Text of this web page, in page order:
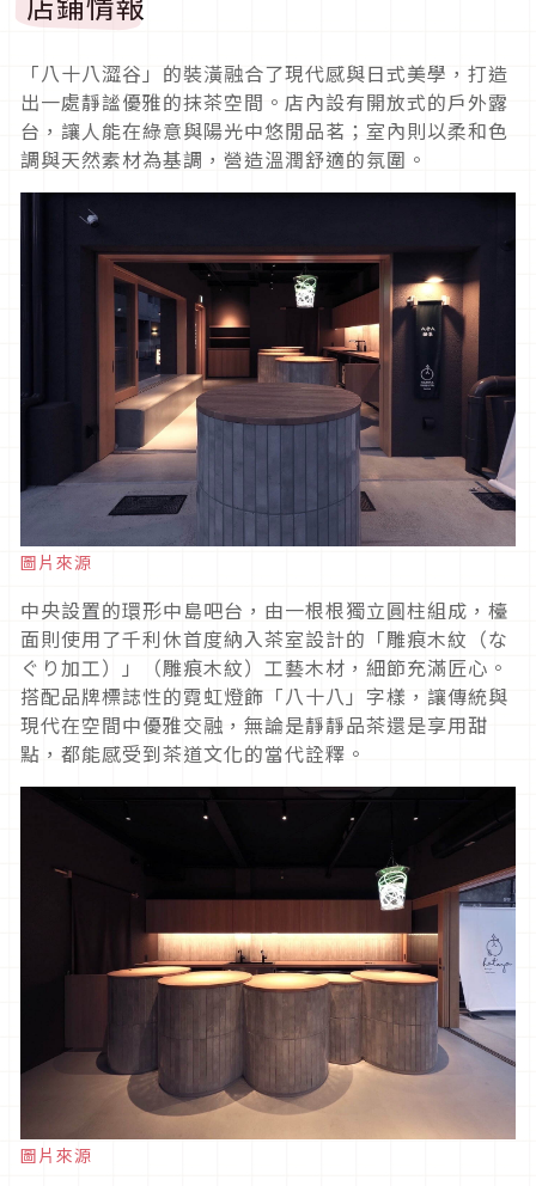
「八十八澀谷」的裝潢融合了現代感與日式美學，打造
出一處靜謐優雅的抹茶空間。店內設有開放式的戶外露
台，讓人能在綠意與陽光中悠閒品茗；室內則以柔和色
調與天然素材為基調，營造溫潤舒適的氛圍。
圖片來源
中央設置的環形中島吧台，由一根根獨立圓柱組成，檯
面則使用了千利休首度納入茶室設計的「雕痕木紋（な
ぐり加工）」（雕痕木紋）工藝木材，細節充滿匠心。
搭配品牌標誌性的霓虹燈飾「八十八」字樣，讓傳統與
現代在空間中優雅交融，無論是靜靜品茶還是享用甜
點，都能感受到茶道文化的當代詮釋。
圖片來源